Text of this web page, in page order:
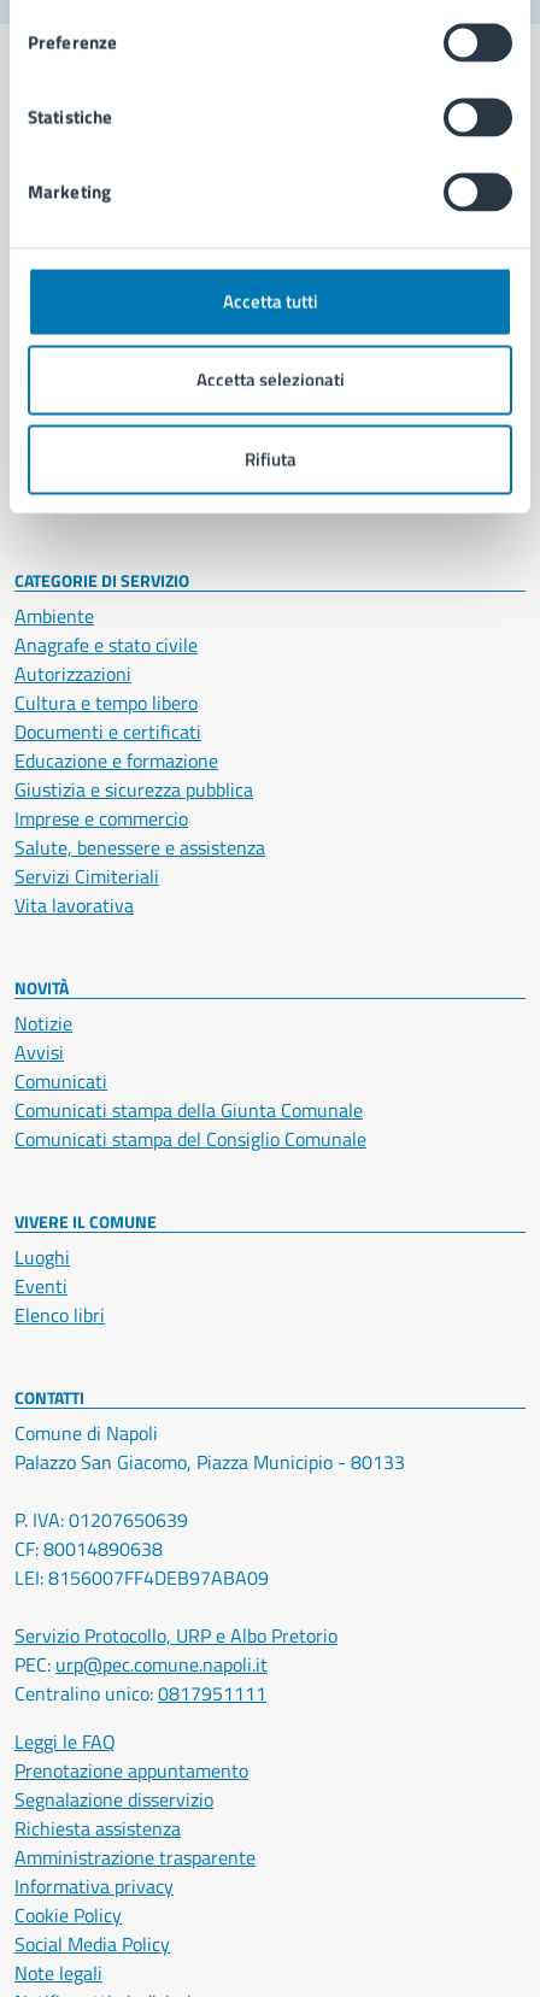
Preferenze
Statistiche
Marketing
Accetta tutti
Accetta selezionati
Rifiuta
Aree amministrative
Uffici
Politici
Intranet, posta aziendale e protocollo
CATEGORIE DI SERVIZIO
Ambiente
Anagrafe e stato civile
Autorizzazioni
Cultura e tempo libero
Documenti e certificati
Educazione e formazione
Giustizia e sicurezza pubblica
Imprese e commercio
Salute, benessere e assistenza
Servizi Cimiteriali
Vita lavorativa
NOVITÀ
Notizie
Avvisi
Comunicati
Comunicati stampa della Giunta Comunale
Comunicati stampa del Consiglio Comunale
VIVERE IL COMUNE
Luoghi
Eventi
Elenco libri
CONTATTI
Comune di Napoli
Palazzo San Giacomo, Piazza Municipio - 80133
P. IVA: 01207650639
CF: 80014890638
LEI: 8156007FF4DEB97ABA09
Servizio Protocollo, URP e Albo Pretorio
PEC: urp@pec.comune.napoli.it
Centralino unico:0817951111
Leggi le FAQ
Prenotazione appuntamento
Segnalazione disservizio
Richiesta assistenza
Amministrazione trasparente
Informativa privacy
Cookie Policy
Social Media Policy
Note legali